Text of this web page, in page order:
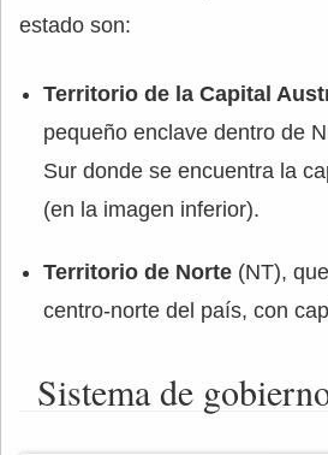
estado son:
Territorio de la Capital
pequeño enclave dentro de
Sur donde se encuentra la
(en la imagen inferior).
Territorio de Norte (NT),
centro-norte del país, con
Sistema de